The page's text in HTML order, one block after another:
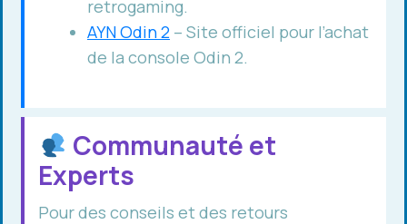
retrogaming.
AYN Odin 2 – Site officiel pour l’achat
de la console Odin 2.
Communauté et
Experts
Pour des conseils et des retours